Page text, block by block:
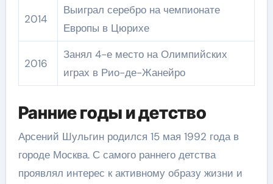
2014
Выиграл серебро на чемпионате
Европы в Цюрихе
2016
Занял 4-е место на Олимпийских
играх в Рио-де-Жанейро
Ранние годы и детство
Арсений Шульгин родился 15 мая 1992 года в
городе Москва. С самого раннего детства
проявлял интерес к активному образу жизни и